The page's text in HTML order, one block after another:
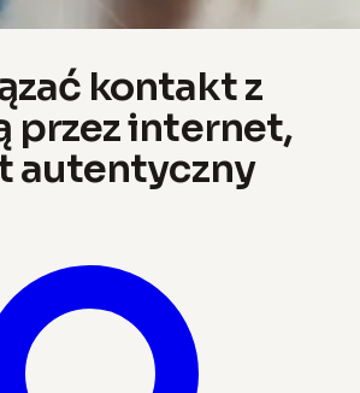
kontakt z
przez internet,
autentyczny